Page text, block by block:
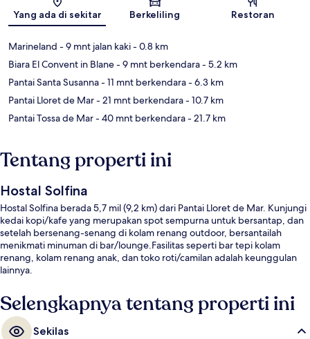
Peta
Yang ada di sekitar Berkeliling Restoran
Marineland - 9 mnt jalan kaki- 0.8 km
Biara El Convent in Blane- 9 mnt berkendara- 5.2 km
Pantai Santa Susanna- 11 mnt berkendara- 6.3 km
Pantai Lloret de Mar- 21 mnt berkendara- 10.7 km
Pantai Tossa de Mar- 40 mnt berkendara- 21.7 km
Tentang properti ini
Hostal Solfina
Hostal Solfina berada 5,7 mil (9,2 km) dari Pantai Lloret de Mar. Kunjungi
kedai kopi/kafe yang merupakan spot sempurna untuk bersantap, dan
setelah bersenang-senang di kolam renang outdoor, bersantailah
menikmati minuman di bar/lounge.Fasilitas seperti bar tepi kolam
renang, kolam renang anak, dan toko roti/camilan adalah keunggulan
lainnya.
Selengkapnya tentang properti ini
Sekilas